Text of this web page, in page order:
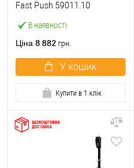
В наявності
Fast Push 59011.10
штангою 1500 мм червона
Ціна 8 882 грн.
У кошик
Купити в 1 клік